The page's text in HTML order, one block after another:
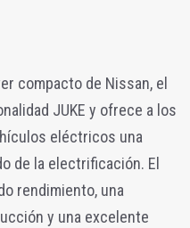
compacto de Nissan, el
JUKE y ofrece a los
eléctricos una
de la electrificación. El
rendimiento, una
y una excelente